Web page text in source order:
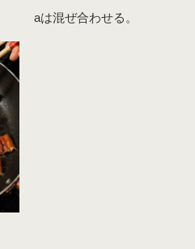
aは混ぜ合わせる。